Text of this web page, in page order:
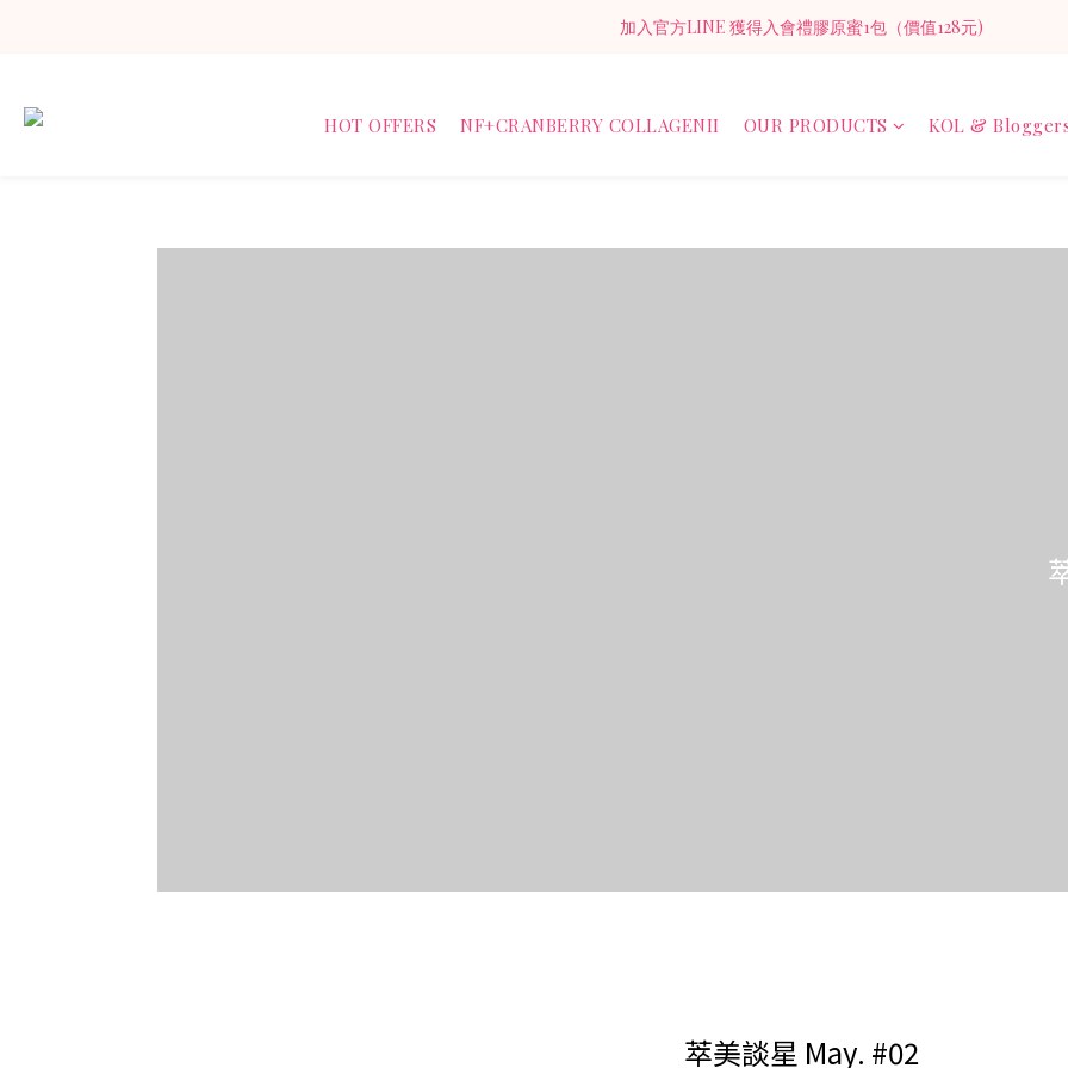
NF+萃莓膠原蜜II 延續經典 9000mg 純魚膠原 × 新配方加乘守護
加入官方LINE 獲得入會禮膠原蜜1包（價值128元)
HOT OFFERS NF+CRANBERRY COLLAGENII OUR PRODUCTS KOL &
萃美談星 May. #02